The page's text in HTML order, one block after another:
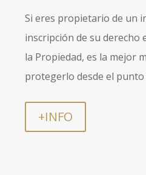
Si eres propietario de un
inscripción de su derecho
la Propiedad, es la mejor
protegerlo desde el punto
+INFO